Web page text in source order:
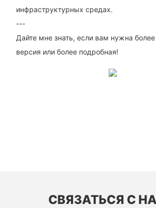
инфраструктурных средах.
---
Дайте мне знать, если вам нужна более
версия или более подробная!
СВЯЗАТЬСЯ С